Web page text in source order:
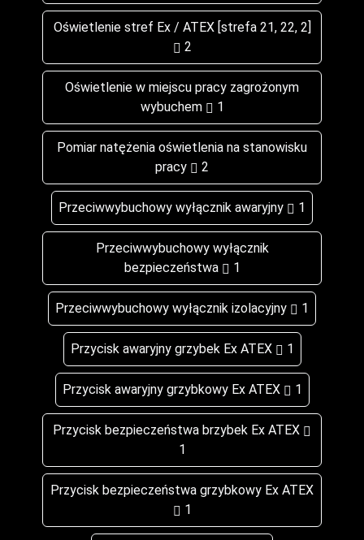
Oświetlenie stref Ex / ATEX [strefa 21, 22, 2]
2
Oświetlenie w miejscu pracy zagrożonym
wybuchem
1
Pomiar natężenia oświetlenia na stanowisku
pracy
2
Przeciwwybuchowy wyłącznik awaryjny 1
Przeciwwybuchowy wyłącznik
bezpieczeństwa
1
Przeciwwybuchowy wyłącznik izolacyjny 1
Przycisk awaryjny grzybek Ex ATEX 1
Przycisk awaryjny grzybkowy Ex ATEX 1
Przycisk bezpieczeństwa brzybek Ex ATEX
1
Przycisk bezpieczeństwa grzybkowy Ex ATEX
1